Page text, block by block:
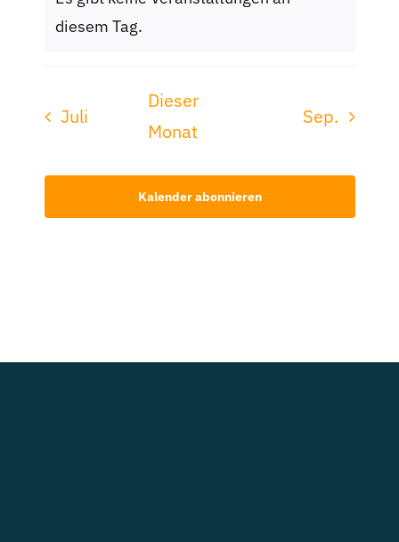
Hinweis
diesem Tag.
Juli
Dieser
Monat
Sep.
Kalender abonnieren